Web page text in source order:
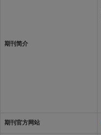
期刊简介
期刊官方网站